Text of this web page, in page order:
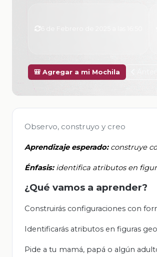
🎒 Agregar a mi Mochila
Observo, construyo y creo
Aprendizaje esperado: construye
Énfasis: identifica atributos en
¿Qué vamos a aprender?
Construirás configuraciones con
Identificarás atributos en figuras
Pide a tu mamá, papá o algún